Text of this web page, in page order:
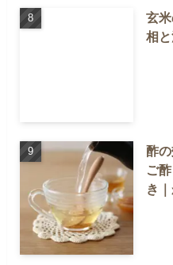
玄
相
酢
ご
き